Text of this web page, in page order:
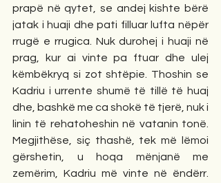
prapë në qytet, se andej kishte bërë
jatak i huaji dhe pati filluar lufta nëpër
rrugë e rrugica. Nuk durohej i huaji në
prag, kur ai vinte pa ftuar dhe ulej
këmbëkryq si zot shtëpie. Thoshin se
Kadriu i urrente shumë të tillë të huaj
dhe, bashkë me ca shokë të tjerë, nuk i
linin të rehatoheshin në vatanin tonë.
Megjithëse, siç thashë, tek më lëmoi
gërshetin, u hoqa mënjanë me
zemërim, Kadriu më vinte në ëndërr.